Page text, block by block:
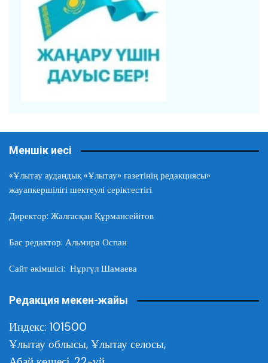
Меншік иесі
«Ұлытау аудандық «Ұлытау» газетінің редакциясы»
жауапкершілігі шектеулі серіктестігі
Директор: Жалғасқан Құрмансейітов
Бас редактор: Альмира Оспан
Сайт әкімшісі: Нұргүл Шамаева
Редакция мекен-жайы
Индекс: 101500
Ұлытау облысы, Ұлытау селосы,